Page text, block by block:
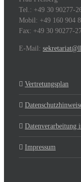
Tel.: +49 30 90277-
Mobil: +49 160 904
Fax: +49 30 90277-
E-Mail:
Vertretungsplan
Datenverarbeitung
Impressum